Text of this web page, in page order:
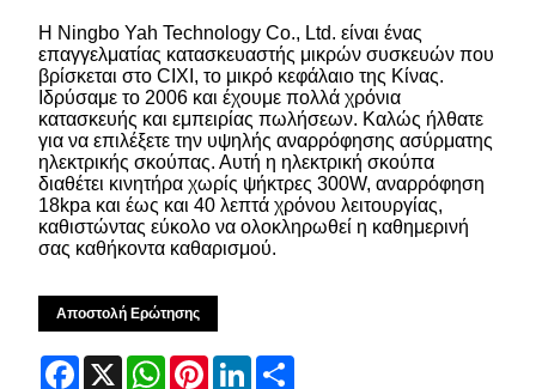
Η Ningbo Yah Technology Co., Ltd. είναι ένας
επαγγελματίας κατασκευαστής μικρών συσκευών που
βρίσκεται στο CIXI, το μικρό κεφάλαιο της Κίνας.
Ιδρύσαμε το 2006 και έχουμε πολλά χρόνια
κατασκευής και εμπειρίας πωλήσεων. Καλώς ήλθατε
για να επιλέξετε την υψηλής αναρρόφησης ασύρματης
ηλεκτρικής σκούπας. Αυτή η ηλεκτρική σκούπα
διαθέτει κινητήρα χωρίς ψήκτρες 300W, αναρρόφηση
18kpa και έως και 40 λεπτά χρόνου λειτουργίας,
καθιστώντας εύκολο να ολοκληρωθεί η καθημερινή
σας καθήκοντα καθαρισμού.
Αποστολή Ερώτησης
Facebook
X WhatsApp
PinterestLinkedIn